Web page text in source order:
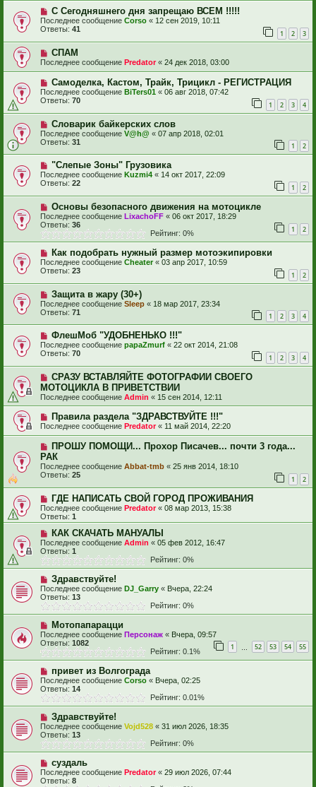
С Сегодняшнего дня запрещаю ВСЕМ !!!!!
Последнее сообщение Corso « 12 сен 2019, 10:11
Ответы: 41 1 2 3
СПАМ
Последнее сообщение Predator« 24 дек 2018, 03:00
Самоделка, Кастом, Трайк, Трицикл - РЕГИСТРАЦИЯ
Последнее сообщение BiTers01 « 06 авг 2018, 07:42
Ответы: 70 1 2 3 4
Словарик байкерских слов
Последнее сообщение V@h@ « 07 апр 2018, 02:01
Ответы: 31 1 2
"Слепые Зоны" Грузовика
Последнее сообщение Kuzmi4 « 14 окт 2017, 22:09
Ответы: 22 1 2
Основы безопасного движения на мотоцикле
Последнее сообщение LixachoFF « 06 окт 2017, 18:29
Ответы: 36 1 2
Рейтинг: 0%
Как подобрать нужный размер мотоэкипировки
Последнее сообщение Cheater« 03 апр 2017, 10:59
Ответы: 23 1 2
Защита в жару (30+)
Последнее сообщение Sleep « 18 мар 2017, 23:34
Ответы: 71 1 2 3 4
ФлешМоб "УДОБНЕНЬКО !!!"
Последнее сообщение papaZmurf « 22 окт 2014, 21:08
Ответы: 70 1 2 3 4
СРАЗУ ВСТАВЛЯЙТЕ ФОТОГРАФИИ СВОЕГО
МОТОЦИКЛА В ПРИВЕТСТВИИ
Последнее сообщение Admin « 15 сен 2014, 12:11
Правила раздела "ЗДРАВСТВУЙТЕ !!!"
Последнее сообщение Predator« 11 май 2014, 22:20
ПРОШУ ПОМОЩИ... Прохор Писачев... почти 3 года...
РАК
Последнее сообщение Abbat-tmb « 25 янв 2014, 18:10
Ответы: 25 1 2
ГДЕ НАПИСАТЬ СВОЙ ГОРОД ПРОЖИВАНИЯ
Последнее сообщение Predator« 08 мар 2013, 15:38
Ответы: 1
КАК СКАЧАТЬ МАНУАЛЫ
Последнее сообщение Admin « 05 фев 2012, 16:47
Ответы: 1
Рейтинг: 0%
Здравствуйте!
Последнее сообщение DJ_Garry « Вчера, 22:24
Ответы: 13
Рейтинг: 0%
Мотопапарацци
Последнее сообщение Персонаж « Вчера, 09:57
Ответы: 1082 1 52 53 54 55
Рейтинг: 0.1%
привет из Волгограда
Последнее сообщение Corso « Вчера, 02:25
Ответы: 14
Рейтинг: 0.01%
Здравствуйте!
Последнее сообщение Vojd528 « 31 июл 2026, 18:35
Ответы: 13
Рейтинг: 0%
суздаль
Последнее сообщение Predator« 29 июл 2026, 07:44
Ответы: 8